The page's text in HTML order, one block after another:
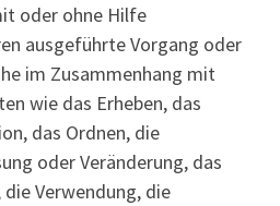
oder ohne Hilfe
ausgeführte Vorgang oder
im Zusammenhang mit
wie das Erheben, das
das Ordnen, die
oder Veränderung, das
Verwendung, die